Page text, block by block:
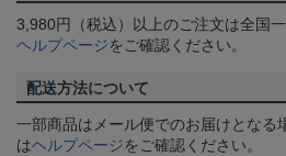
3,980円（税込）以上のご注文は全国
ヘルプページをご確認ください。
配送方法について
一部商品はメール便でのお届けとなる
はヘルプページをご確認ください。